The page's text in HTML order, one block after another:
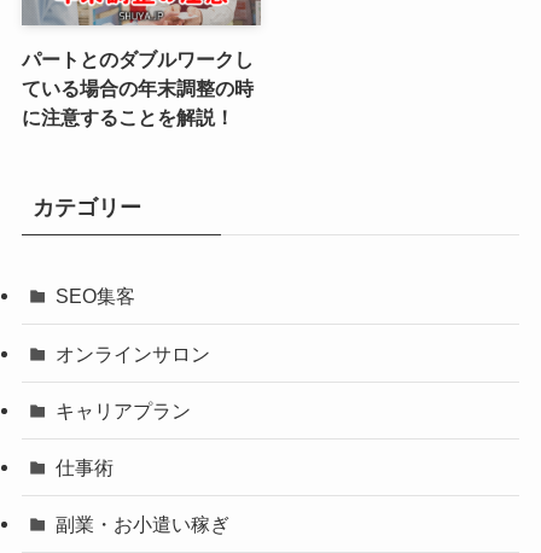
パートとのダブルワークし
ている場合の年末調整の時
に注意することを解説！
カテゴリー
SEO集客
オンラインサロン
キャリアプラン
仕事術
副業・お小遣い稼ぎ